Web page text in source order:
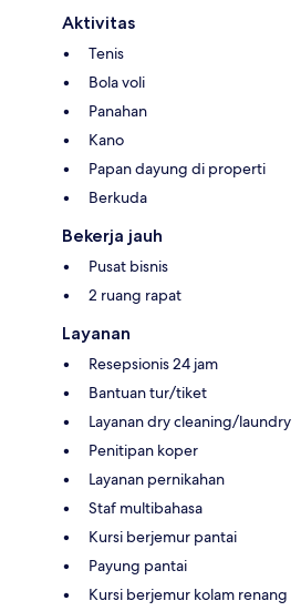
Aktivitas
Tenis
Bola voli
Panahan
Kano
Papan dayung di properti
Berkuda
Bekerja jauh
Pusat bisnis
2 ruang rapat
Layanan
Resepsionis 24 jam
Bantuan tur/tiket
Layanan dry cleaning/laundry
Penitipan koper
Layanan pernikahan
Staf multibahasa
Kursi berjemur pantai
Payung pantai
Kursi berjemur kolam renang